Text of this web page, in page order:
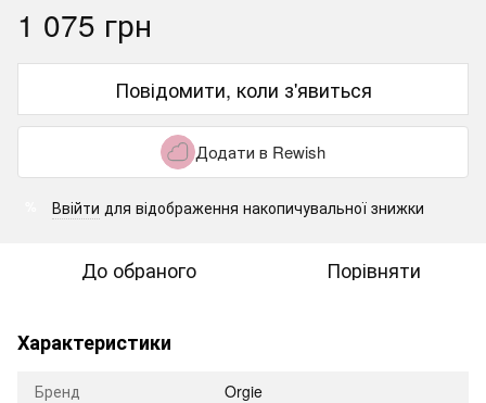
1 075 грн
Повідомити, коли з'явиться
Додати в Rewish
Ввійти для відображення накопичувальної знижки
До обраного Порівняти
Характеристики
Бренд
Orgie